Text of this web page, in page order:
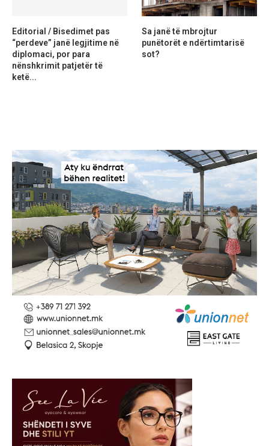
Editorial / Bisedimet pas
“perdeve” janë legjitime në
diplomaci, por para
nënshkrimit patjetër të
ketë...
Sa janë të mbrojtur
punëtorët e ndërtimtarisë
sot?